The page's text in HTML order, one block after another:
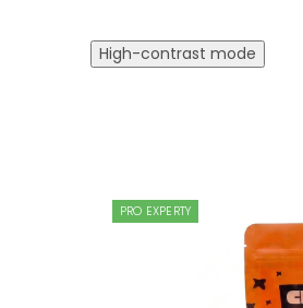
High-contrast mode
PRO EXPERTY